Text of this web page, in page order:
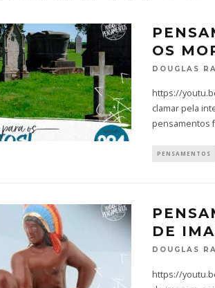
OS
DOUGLAS
https://
clamar pela
pensamentos
PENSAMENTOS
DE
DOUGLAS
https://